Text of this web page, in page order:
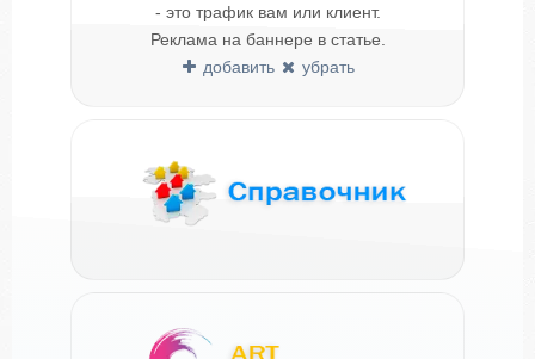
- это трафик вам или клиент.
Реклама на баннере в статье.
добавить
убрать